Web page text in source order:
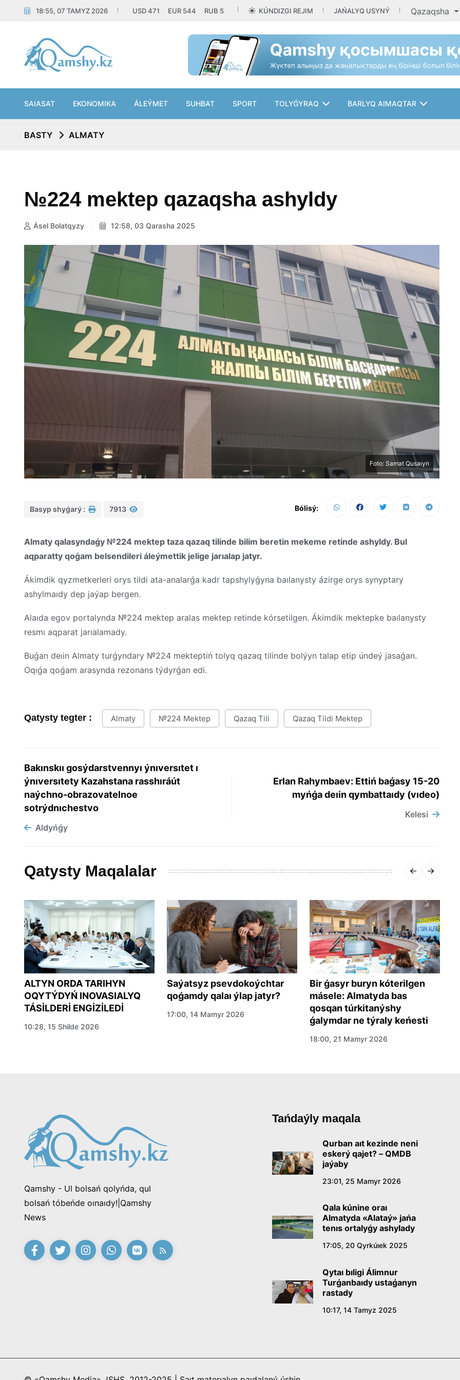
18:55, 07 TAMYZ 2026 USD471 EUR 544 RUB 5 KÚNDIZGI REJIM JAŃALYQ USYNÝ Qazaqsha
SAIASAT EKONOMIKA ÁLEÝMET SUHBAT SPORT TOLYǴYRAQ BARLYQ AIMAQTAR
BASTY ALMATY
№224 mektep qazaqsha ashyldy
Ásel Bolatqyzy 12:58, 03 Qarasha 2025
Foto: Samat Qusaıyn
Basyp shyǵarý : 7913 Bólisý:
Almaty qalasyndaǵy №224 mektep taza qazaq tilinde bilim beretin mekeme retinde ashyldy. Bul
aqparatty qoǵam belsendileri áleýmettik jelige jarıalap jatyr.
Ákimdik qyzmetkerleri orys tildi ata-analarǵa kadr tapshylyǵyna baılanysty ázirge orys synyptary
ashylmaıdy dep jaýap bergen.
Alaıda egov portalynda №224 mektep aralas mektep retinde kórsetilgen. Ákimdik mektepke baılanysty
resmı aqparat jarıalamady.
Buǵan deıin Almaty turǵyndary №224 mekteptiń tolyq qazaq tilinde bolýyn talap etip úndeý jasaǵan.
Oqıǵa qoǵam arasynda rezonans týdyrǵan edi.
Qatysty tegter : Almaty №224 Mektep Qazaq Tili Qazaq Tildi Mektep
Bakınskıı gosýdarstvennyı ýnıversıtet ı
ýnıversıtety Kazahstana rasshıráút
naýchno-obrazovatelnoe
sotrýdnıchestvo
Aldyńǵy
Erlan Rahymbaev: Ettiń baǵasy 15-20
myńǵa deıin qymbattaıdy (vıdeo)
Kelesi
Qatysty Maqalalar
ALTYN ORDA TARIHYN
OQYTÝDYŃ INOVASIALYQ
TÁSİLDERİ ENGİZİLEDİ
10:28, 15 Shilde 2026
Saýatsyz psevdokoýchtar
qoǵamdy qalaı ýlap jatyr?
17:00, 14 Mamyr 2026
Bir ǵasyr buryn kóterilgen
másele: Almatyda bas
qosqan túrkitanýshy
ǵalymdar ne týraly keńesti
18:00, 21 Mamyr 2026
Qamshy - Ul bolsań qolyńda, qul
bolsań tóbeńde oınaıdy!|Qamshy
News
Tańdaýly maqala
Qurban aıt kezinde neni
eskerý qajet? – QMDB
jaýaby
23:01, 25 Mamyr 2026
Qala kúnine oraı
Almatyda «Alataý» jańa
tenıs ortalyǵy ashylady
17:05, 20 Qyrkúıek 2025
Qytaı bıligi Álimnur
Turǵanbaıdy ustaǵanyn
rastady
10:17, 14 Tamyz 2025